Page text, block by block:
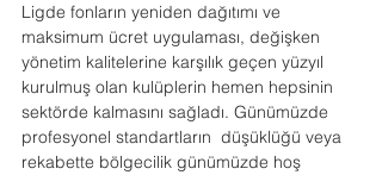
Ligde fonların yeniden dağıtımı ve
maksimum ücret uygulaması, değişken
yönetim kalitelerine karşılık geçen yüzyıl
kurulmuş olan kulüplerin hemen hepsinin
sektörde kalmasını sağladı. Günümüzde
profesyonel standartların  düşüklüğü veya
rekabette bölgecilik günümüzde hoş